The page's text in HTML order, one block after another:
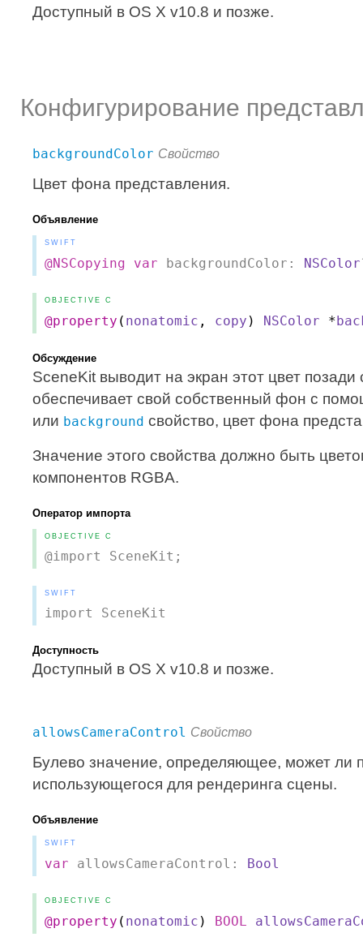
Доступный в OS X v10.8 и позже.
Конфигурирование
backgroundColor Свойство
Цвет фона представления.
Объявление
SWIFT
@NSCopying var backgroundColor: NSColor
OBJECTIVE C
@property ( nonatomic , copy ) NSColor *
Обсуждение
SceneKit выводит на экран этот цвет
обеспечивает свой собственный фон с
или background свойство, цвет фона
Значение этого свойства должно быть
компонентов RGBA.
Оператор импорта
OBJECTIVE C
@import SceneKit;
SWIFT
import SceneKit
Доступность
Доступный в OS X v10.8 и позже.
allowsCameraControl Свойство
Булево значение, определяющее, может ли
использующегося для рендеринга сцены.
Объявление
SWIFT
var allowsCameraControl: Bool
OBJECTIVE C
@property ( nonatomic ) BOOL